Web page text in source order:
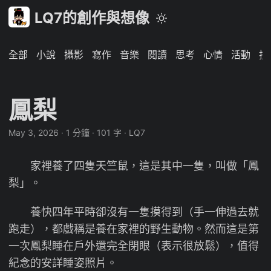
LQ7的創作與想像
全部 小說 攝影 寫作 音樂 閱讀 思考 心情 活動 技
鳳梨
May 3, 2026 · 1 分鐘 · 101 字 · LQ7
家裡養了四隻天竺鼠，這是其中一隻，叫做「鳳
梨」。
養快四年平時卻沒有一隻摸得到（手一伸過去就
跑走），都戲稱是養在家裡的野生動物。然而這是第
一次鳳梨睡在戶外還完全閉眼（表示很放鬆），值得
紀念的安詳睡姿照片。